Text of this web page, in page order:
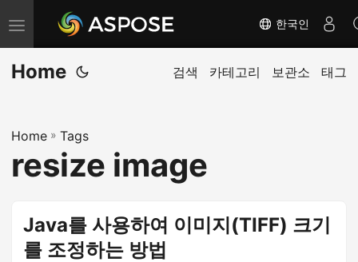
내
비
게
전
환
한국인
Home 검색 카테고리 보관소 태그
Home » Tags
resize image
Java를 사용하여 이미지(TIFF) 크기
를 조정하는 방법